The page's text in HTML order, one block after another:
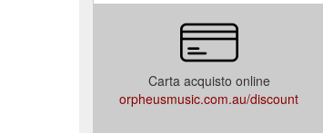
Carta acquisto online
orpheusmusic.com.au/discount